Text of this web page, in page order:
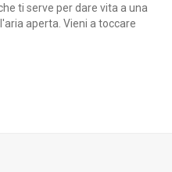
ti serve per dare vita a una
aperta. Vieni a toccare